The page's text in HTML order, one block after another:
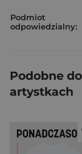
Podmiot
odpowiedzialny:
Podobne
artystkach